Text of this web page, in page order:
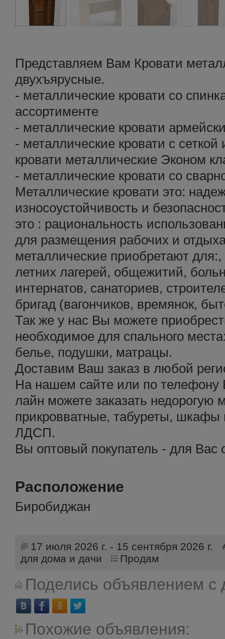
Представляем Вам Кровати
двухъярусные.
- металлические кровати со
ассортименте
- металлические кровати
- металлические кровати с
кровати металлические Эконом
- металлические кровати со
Металлические кровати это:
износоустойчивость и
это : рациональность
для размещения рабочих и
металлические приобретают для:,
летних лагерей, общежитий,
интернатов, санаториев,
бригад (вагончиков, времянок,
Так же у нас Вы можете
необходимое для спального
белье, подушки, матрацы.
Доставим Ваш заказ в любой
На нашем сайте или по
лайн можете заказать
прикровватные, табуреты, шкафы
ЛДСП.
Вы оптовый покупатель - для Вас
Расположение
Биробиджан
17 июля 2026 г. - 15 сентября 2026 г.
для дома и дачи
Продам
Поделись объявлением с
Похожие объявления: